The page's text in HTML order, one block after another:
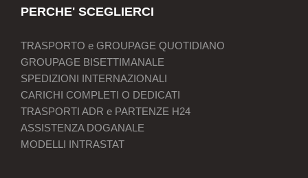
PERCHE' SCEGLIERCI
TRASPORTO e GROUPAGE QUOTIDIANO
GROUPAGE BISETTIMANALE
SPEDIZIONI INTERNAZIONALI
CARICHI COMPLETI O DEDICATI
TRASPORTI ADR e PARTENZE H24
ASSISTENZA DOGANALE
MODELLI INTRASTAT